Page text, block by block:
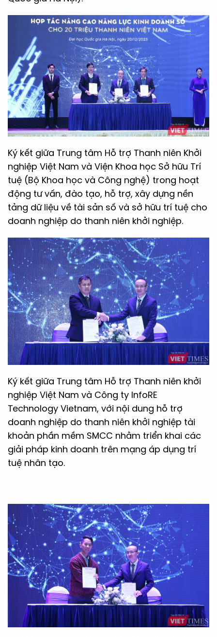
Ký kết giữa Trung tâm Hỗ trợ Thanh niên Khởi
nghiệp Việt Nam và Viện Khoa học Sở hữu Trí
tuệ (Bộ Khoa học và Công nghệ) trong hoạt
động tư vấn, đào tạo, hỗ trợ, xây dựng nền
tảng dữ liệu về tài sản số và sở hữu trí tuệ cho
doanh nghiệp do thanh niên khởi nghiệp.
Ký kết giữa Trung tâm Hỗ trợ Thanh niên khởi
nghiệp Việt Nam và Công ty InfoRE
Technology Vietnam, với nội dung hỗ trợ
doanh nghiệp do thanh niên khởi nghiệp tài
khoản phần mềm SMCC nhằm triển khai các
giải pháp kinh doanh trên mạng áp dụng trí
tuệ nhân tạo.